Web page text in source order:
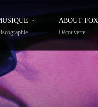
ABOUT FOX
Découverte